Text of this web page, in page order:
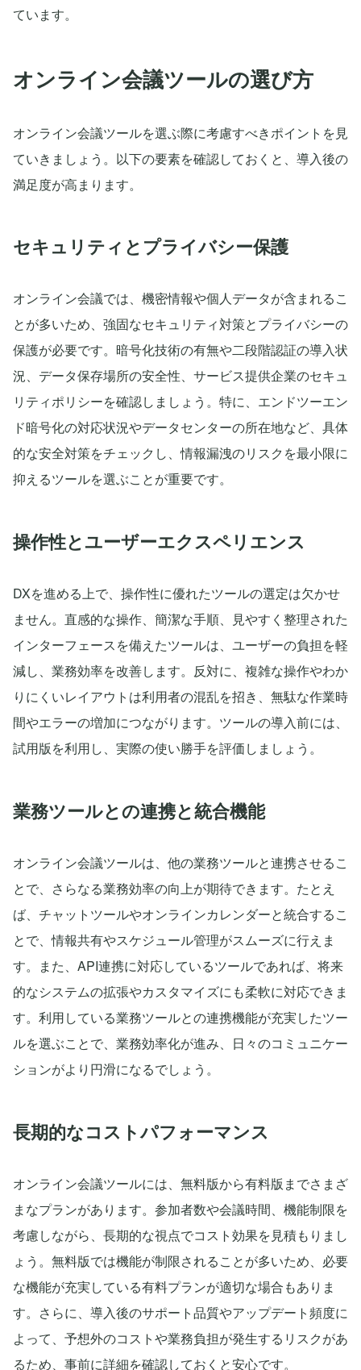
ています。
オンライン会議ツールの選び方
オンライン会議ツールを選ぶ際に考慮すべきポイントを見
ていきましょう。以下の要素を確認しておくと、導入後の
満足度が高まります。
セキュリティとプライバシー保護
オンライン会議では、機密情報や個人データが含まれるこ
とが多いため、強固なセキュリティ対策とプライバシーの
保護が必要です。暗号化技術の有無や二段階認証の導入状
況、データ保存場所の安全性、サービス提供企業のセキュ
リティポリシーを確認しましょう。特に、エンドツーエン
ド暗号化の対応状況やデータセンターの所在地など、具体
的な安全対策をチェックし、情報漏洩のリスクを最小限に
抑えるツールを選ぶことが重要です。
操作性とユーザーエクスペリエンス
DXを進める上で、操作性に優れたツールの選定は欠かせ
ません。直感的な操作、簡潔な手順、見やすく整理された
インターフェースを備えたツールは、ユーザーの負担を軽
減し、業務効率を改善します。反対に、複雑な操作やわか
りにくいレイアウトは利用者の混乱を招き、無駄な作業時
間やエラーの増加につながります。ツールの導入前には、
試用版を利用し、実際の使い勝手を評価しましょう。
業務ツールとの連携と統合機能
オンライン会議ツールは、他の業務ツールと連携させるこ
とで、さらなる業務効率の向上が期待できます。たとえ
ば、チャットツールやオンラインカレンダーと統合するこ
とで、情報共有やスケジュール管理がスムーズに行えま
す。また、API連携に対応しているツールであれば、将来
的なシステムの拡張やカスタマイズにも柔軟に対応できま
す。利用している業務ツールとの連携機能が充実したツー
ルを選ぶことで、業務効率化が進み、日々のコミュニケー
ションがより円滑になるでしょう。
長期的なコストパフォーマンス
オンライン会議ツールには、無料版から有料版までさまざ
まなプランがあります。参加者数や会議時間、機能制限を
考慮しながら、長期的な視点でコスト効果を見積もりまし
ょう。無料版では機能が制限されることが多いため、必要
な機能が充実している有料プランが適切な場合もありま
す。さらに、導入後のサポート品質やアップデート頻度に
よって、予想外のコストや業務負担が発生するリスクがあ
るため、事前に詳細を確認しておくと安心です。